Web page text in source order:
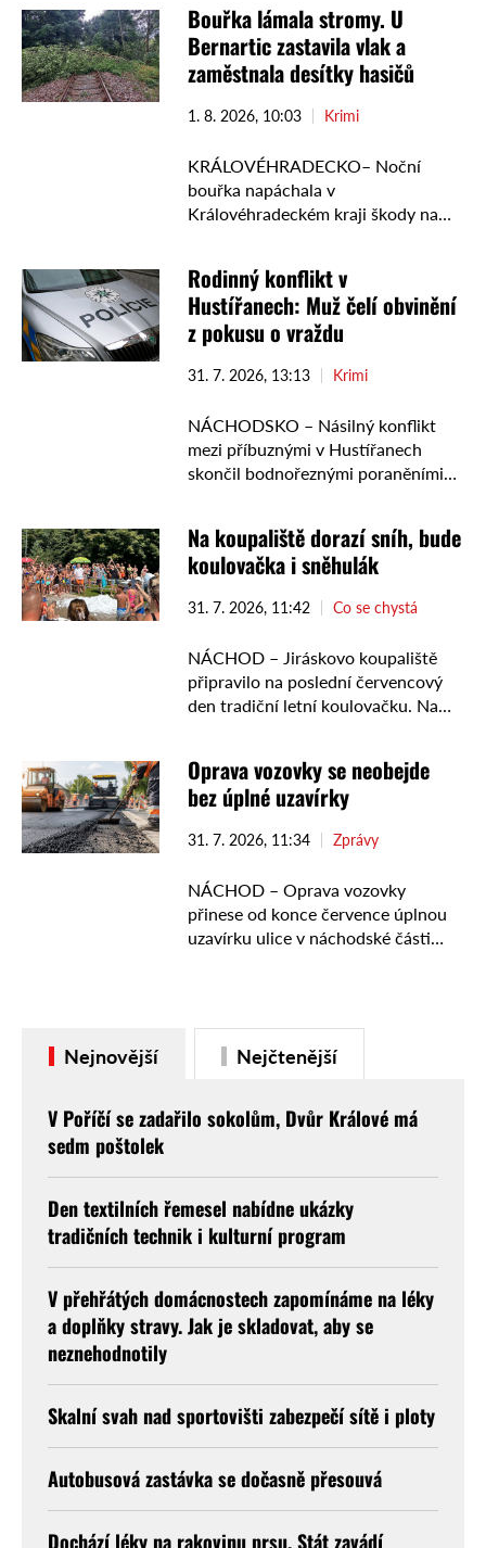
lidé zemřeli, dva utrpěli těžká a
dalších 32 lehká zranění. …
Bouřka lámala stromy. U
Bernartic zastavila vlak a
zaměstnala desítky hasičů
1. 8. 2026, 10:03 Krimi
KRÁLOVÉHRADECKO– Noční
bouřka napáchala v
Královéhradeckém kraji škody na
několika hodin zasahovali u čtrnácti
událostí, přičemž téměř polovinu z
nich řešili v …
Rodinný konflikt v
Hustířanech: Muž čelí obvinění
z pokusu o vraždu
31. 7. 2026, 13:13 Krimi
NÁCHODSKO – Násilný konflikt
mezi příbuznými v Hustířanech
skončil bodnořeznými poraněními
dvaatřicetiletého příbuzného a
obvinili ho z pokusu o vraždu. Soud
Na koupaliště dorazí sníh, bude
koulovačka i sněhulák
31. 7. 2026, 11:42 Co se chystá
NÁCHOD – Jiráskovo koupaliště
připravilo na poslední červencový
den tradiční letní koulovačku. Na
uprostřed léta. Jiráskovo koupaliště
připravilo na tento pátek 31. …
Oprava vozovky se neobejde
bez úplné uzavírky
31. 7. 2026, 11:34 Zprávy
NÁCHOD – Oprava vozovky
přinese od konce července úplnou
uzavírku ulice v náchodské části
bude od 29. …
Nejnovější Nejčtenější
V Poříčí se zadařilo sokolům, Dvůr Králové má
sedm poštolek
Den textilních řemesel nabídne ukázky
tradičních technik i kulturní program
V přehřátých domácnostech zapomínáme na léky
a doplňky stravy. Jak je skladovat, aby se
neznehodnotily
Skalní svah nad sportovišti zabezpečí sítě i ploty
Autobusová zastávka se dočasně přesouvá
Dochází léky na rakovinu prsu. Stát zavádí